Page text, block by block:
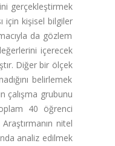
gerçekleştirmek
için kişisel bilgiler
da gözlem
içerecek
Diğer bir ölçek
belirlemek
çalışma grubunu
40 öğrenci
nitel
analiz edilmek